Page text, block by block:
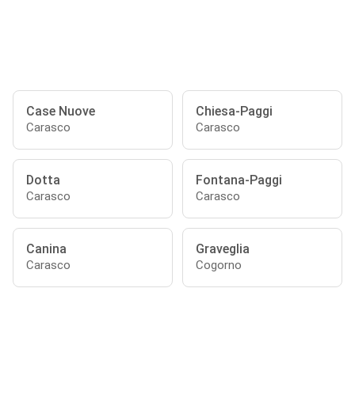
Case Nuove
Carasco
Chiesa-Paggi
Carasco
Dotta
Carasco
Fontana-Paggi
Carasco
Canina
Carasco
Graveglia
Cogorno